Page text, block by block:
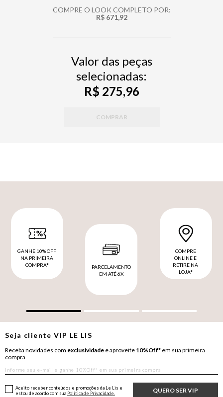
COMPRE O LOOK COMPLETO POR:
R$ 671,92
Valor das peças
selecionadas:
R$ 275,96
COMPRAR
GANHE 10% OFF
NA PRIMEIRA
COMPRA*
PARCELAMENTO
EM ATÉ 6X
COMPRE
ONLINE E
RETIRE NA
LOJA*
Seja clienteVIP LE LIS
Receba novidades com exclusividade e aproveite 10%Off* em sua primeira
compra
QUERO SER VIP
Aceito receber conteúdos e promoções da Le Lis e
estou de acordo com sua Política de Privacidade.